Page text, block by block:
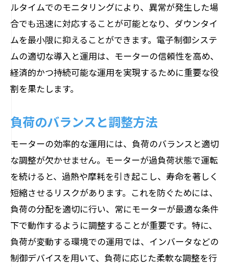
ルタイムでのモニタリングにより、異常が発生した場
合でも迅速に対応することが可能となり、ダウンタイ
ムを最小限に抑えることができます。電子制御システ
ムの適切な導入と運用は、モーターの信頼性を高め、
経済的かつ持続可能な運用を実現するために重要な役
割を果たします。
負荷のバランスと調整方法
モーターの効率的な運用には、負荷のバランスと適切
な調整が欠かせません。モーターが過負荷状態で運転
を続けると、過熱や摩耗を引き起こし、寿命を著しく
短縮させるリスクがあります。これを防ぐためには、
負荷の分配を適切に行い、常にモーターが最適な条件
下で動作するように調整することが重要です。特に、
負荷が変動する環境での運用では、インバータなどの
制御デバイスを用いて、負荷に応じた柔軟な調整を行